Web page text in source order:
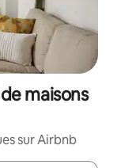
maisons
sur Airbnb